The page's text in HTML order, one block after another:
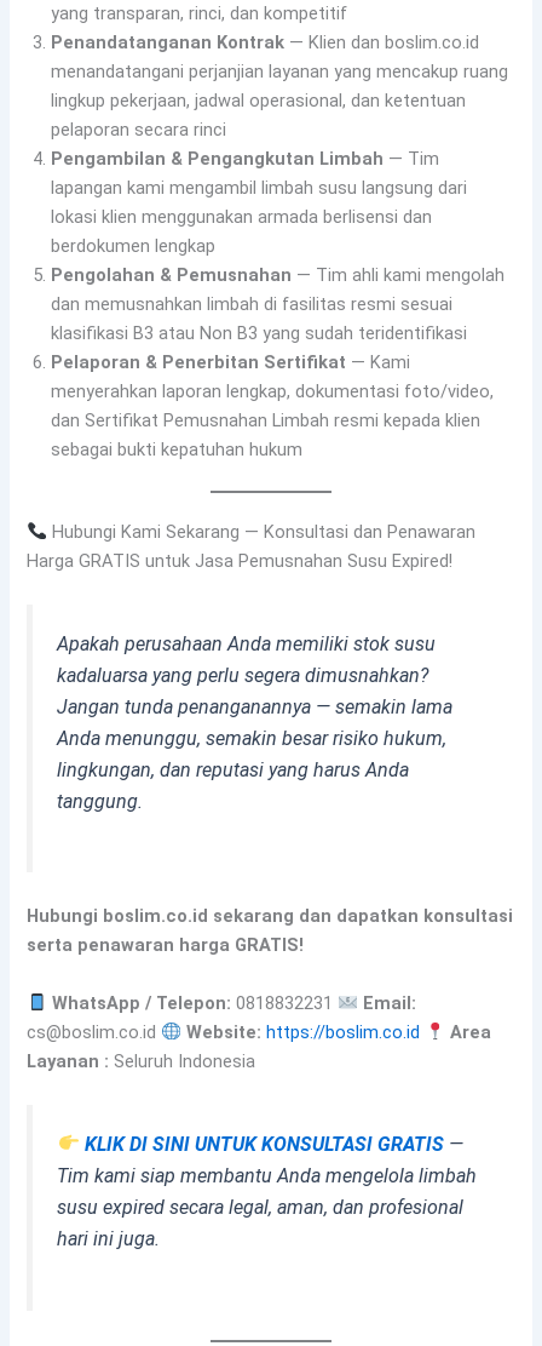
yang transparan, rinci, dan kompetitif
Penandatanganan Kontrak — Klien dan boslim.co.id
menandatangani perjanjian layanan yang mencakup ruang
lingkup pekerjaan, jadwal operasional, dan ketentuan
pelaporan secara rinci
Pengambilan & Pengangkutan Limbah — Tim
lapangan kami mengambil limbah susu langsung dari
lokasi klien menggunakan armada berlisensi dan
berdokumen lengkap
Pengolahan & Pemusnahan — Tim ahli kami mengolah
dan memusnahkan limbah di fasilitas resmi sesuai
klasifikasi B3 atau Non B3 yang sudah teridentifikasi
Pelaporan & Penerbitan Sertifikat — Kami
menyerahkan laporan lengkap, dokumentasi foto/video,
dan Sertifikat Pemusnahan Limbah resmi kepada klien
sebagai bukti kepatuhan hukum
Hubungi Kami Sekarang — Konsultasi dan Penawaran
Harga GRATIS untuk Jasa Pemusnahan Susu Expired!
Apakah perusahaan Anda memiliki stok susu
kadaluarsa yang perlu segera dimusnahkan?
Jangan tunda penanganannya — semakin lama
Anda menunggu, semakin besar risiko hukum,
lingkungan, dan reputasi yang harus Anda
tanggung.
Hubungi boslim.co.id sekarang dan dapatkan konsultasi
serta penawaran harga GRATIS!
WhatsApp / Telepon: 0818832231
Email:
cs@boslim.co.id
Website: https://boslim.co.id
Area
Layanan : Seluruh Indonesia
KLIK DI SINI UNTUK KONSULTASI GRATIS—
Tim kami siap membantu Anda mengelola limbah
susu expired secara legal, aman, dan profesional
hari ini juga.